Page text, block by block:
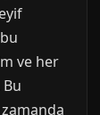
ve her